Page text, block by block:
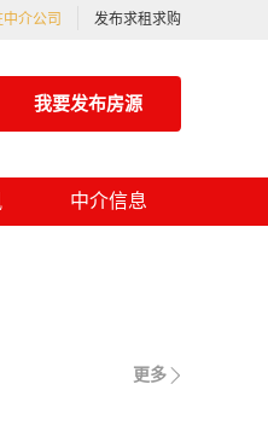
中介公司 发布求租求购
我要发布房源
中介信息
更多